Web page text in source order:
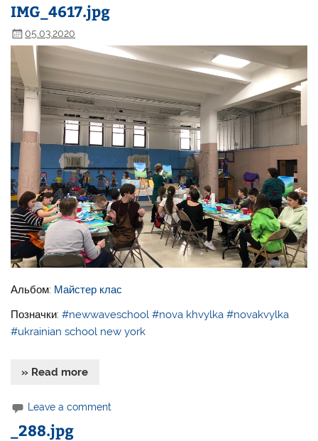
IMG_4617.jpg
05.03.2020
Альбом: Майстер клас
Позначки: #newwaveschool #nova khvylka #novakvylka
#ukrainian school new york
» Read more
Leave a comment
_288.jpg